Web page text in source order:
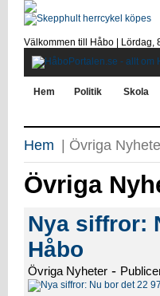
Välkommen till Håbo | Lördag,
Hem Politik Skola
Hem | Övriga
Övriga
Nya siffror:
Håbo
Övriga Nyheter -